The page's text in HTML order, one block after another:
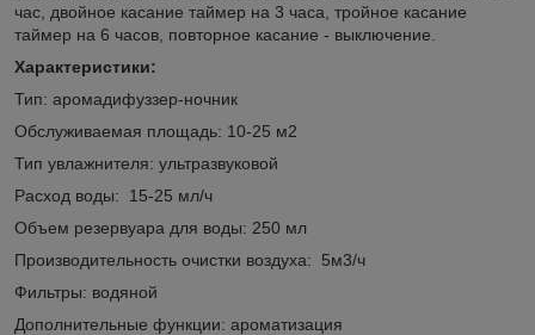
час, двойное касание таймер на 3 часа, тройное касание
таймер на 6 часов, повторное касание - выключение.
Характеристики:
Тип: аромадифуззер-ночник
Обслуживаемая площадь: 10-25 м2
Тип увлажнителя: ультразвуковой
Расход воды: 15-25 мл/ч
Объем резервуара для воды: 250 мл
Производительность очистки воздуха: 5м3/ч
Фильтры: водяной
Дополнительные функции: ароматизация